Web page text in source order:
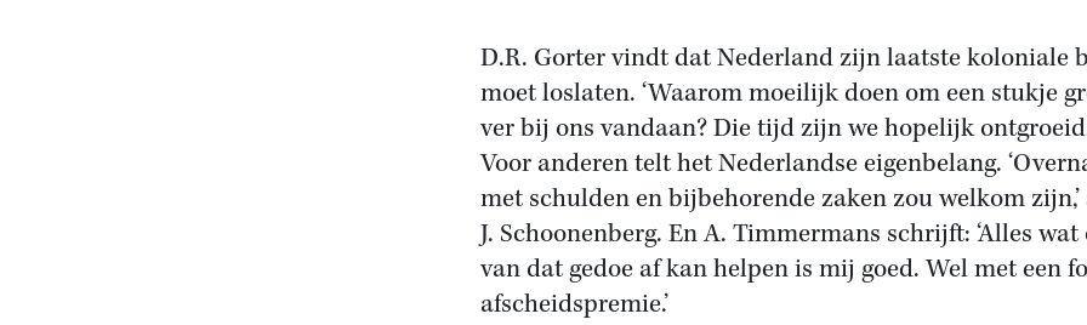
D.R. Gorter vindt dat Nederland zijn laatste koloniale
moet loslaten. ‘Waarom moeilijk doen om een stukje
ver bij ons vandaan? Die tijd zijn we hopelijk
Voor anderen telt het Nederlandse eigenbelang.
met schulden en bijbehorende zaken zou welkom
J. Schoonenberg. En A. Timmermans schrijft: ‘Alles wat
van dat gedoe af kan helpen is mij goed. Wel met een
afscheidspremie.’